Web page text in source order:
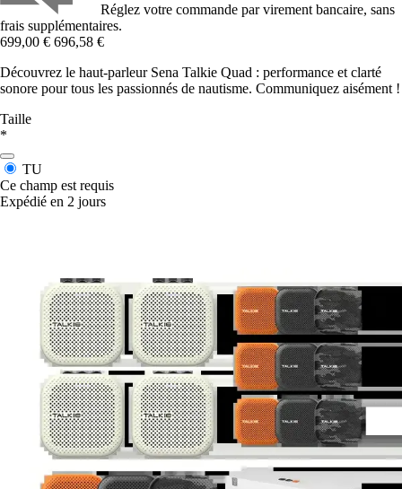
Réglez votre commande par virement bancaire, sans
frais supplémentaires.
699,00 € 696,58 €
Découvrez le haut-parleur Sena Talkie Quad : performance et clarté
sonore pour tous les passionnés de nautisme. Communiquez aisément !
Taille
*
TU
Ce champ est requis
Expédié en 2 jours